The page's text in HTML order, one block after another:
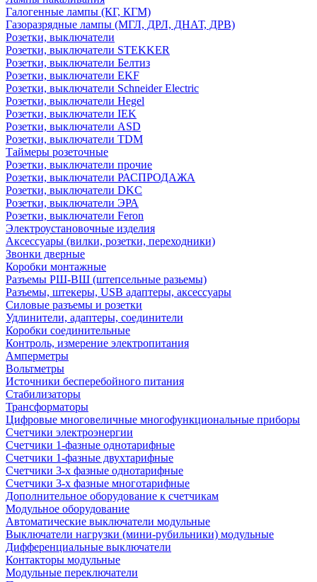
Галогенные лампы (КГ, КГМ)
Газоразрядные лампы (МГЛ, ДРЛ, ДНАТ, ДРВ)
Розетки, выключатели
Розетки, выключатели STEKKER
Розетки, выключатели Белтиз
Розетки, выключатели EKF
Розетки, выключатели Schneider Electric
Розетки, выключатели Hegel
Розетки, выключатели IEK
Розетки, выключатели ASD
Розетки, выключатели TDM
Таймеры розеточные
Розетки, выключатели прочие
Розетки, выключатели РАСПРОДАЖА
Розетки, выключатели DKC
Розетки, выключатели ЭРА
Розетки, выключатели Feron
Электроустановочные изделия
Аксессуары (вилки, розетки, переходники)
Звонки дверные
Коробки монтажные
Разъемы РШ-ВШ (штепсельные разьемы)
Разъемы, штекеры, USB адаптеры, аксессуары
Силовые разъемы и розетки
Удлинители, адаптеры, соединители
Коробки соединительные
Контроль, измерение электропитания
Амперметры
Вольтметры
Источники бесперебойного питания
Стабилизаторы
Трансформаторы
Цифровые многовеличные многофункциональные приборы
Счетчики электроэнергии
Счетчики 1-фазные однотарифные
Счетчики 1-фазные двухтарифные
Счетчики 3-х фазные однотарифные
Счетчики 3-х фазные многотарифные
Дополнительное оборудование к счетчикам
Модульное оборудование
Автоматические выключатели модульные
Выключатели нагрузки (мини-рубильники) модульные
Дифференциальные выключатели
Контакторы модульные
Модульные переключатели